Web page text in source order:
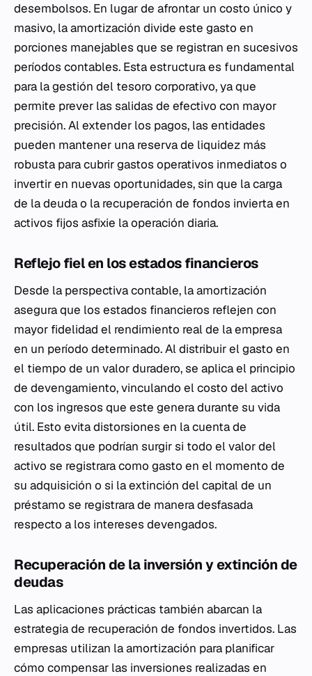
desembolsos. En lugar de afrontar un costo único y
masivo, la amortización divide este gasto en
porciones manejables que se registran en sucesivos
períodos contables. Esta estructura es fundamental
para la gestión del tesoro corporativo, ya que
permite prever las salidas de efectivo con mayor
precisión. Al extender los pagos, las entidades
pueden mantener una reserva de liquidez más
robusta para cubrir gastos operativos inmediatos o
invertir en nuevas oportunidades, sin que la carga
de la deuda o la recuperación de fondos invierta en
activos fijos asfixie la operación diaria.
Reflejo fiel en los estados financieros
Desde la perspectiva contable, la amortización
asegura que los estados financieros reflejen con
mayor fidelidad el rendimiento real de la empresa
en un período determinado. Al distribuir el gasto en
el tiempo de un valor duradero, se aplica el principio
de devengamiento, vinculando el costo del activo
con los ingresos que este genera durante su vida
útil. Esto evita distorsiones en la cuenta de
resultados que podrían surgir si todo el valor del
activo se registrara como gasto en el momento de
su adquisición o si la extinción del capital de un
préstamo se registrara de manera desfasada
respecto a los intereses devengados.
Recuperación de la inversión y extinción de
deudas
Las aplicaciones prácticas también abarcan la
estrategia de recuperación de fondos invertidos. Las
empresas utilizan la amortización para planificar
cómo compensar las inversiones realizadas en